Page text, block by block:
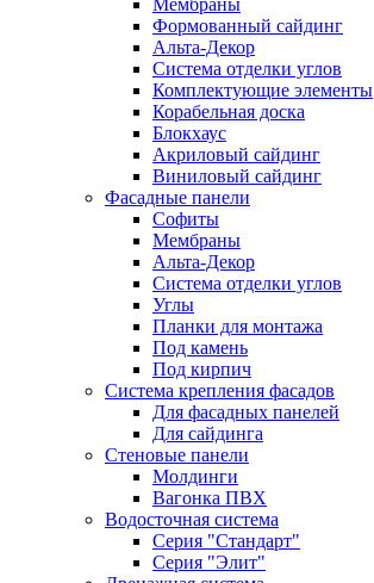
Мембраны
Формованный сайдинг
Альта-Декор
Система отделки углов
Комплектующие элементы
Корабельная доска
Блокхаус
Акриловый сайдинг
Виниловый сайдинг
Фасадные панели
Софиты
Мембраны
Альта-Декор
Система отделки углов
Углы
Планки для монтажа
Под камень
Под кирпич
Система крепления фасадов
Для фасадных панелей
Для сайдинга
Стеновые панели
Молдинги
Вагонка ПВХ
Водосточная система
Серия "Стандарт"
Серия "Элит"